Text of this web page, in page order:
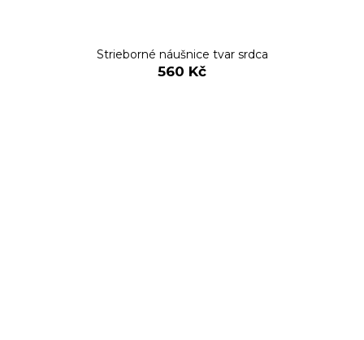
Strieborné náušnice tvar srdca
560 Kč